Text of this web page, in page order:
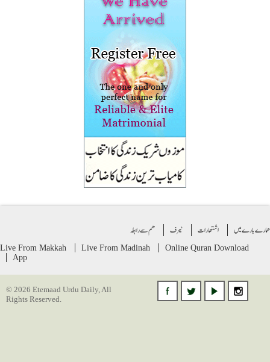
بارے میں اشتهارات ٹیرف ھم سے رابطہ
Live From Makkah Live From Madinah Online Quran Download
App
© 2026 Etemaad Urdu Daily, All
Rights Reserved.